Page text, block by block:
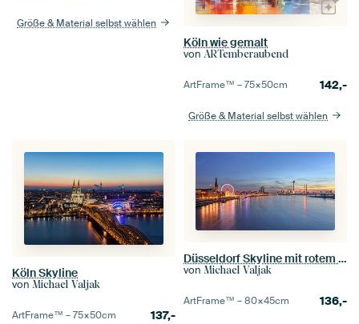
Größe & Material selbst wählen
Köln wie gemalt
von ARTemberaubend
ArtFrame™ –75×50cm 142,-
Größe & Material selbst wählen
Köln Skyline
von Michael Valjak
ArtFrame™ –75×50cm 137,-
Düsseldorf Skyline mit rotem Riesenrad (16:9 Version)
von Michael Valjak
ArtFrame™ –80×45cm 136,-